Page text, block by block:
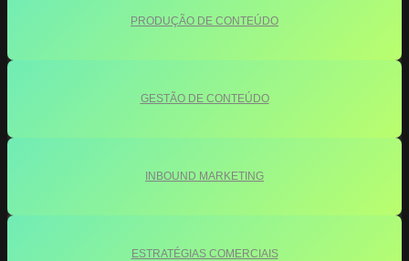
PRODUÇÃO DE CONTEÚDO
GESTÃO DE CONTEÚDO
INBOUND MARKETING
ESTRATÉGIAS COMERCIAIS